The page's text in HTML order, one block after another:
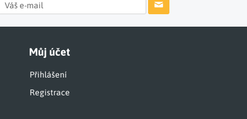
Můj účet
Přihlášení
Registrace